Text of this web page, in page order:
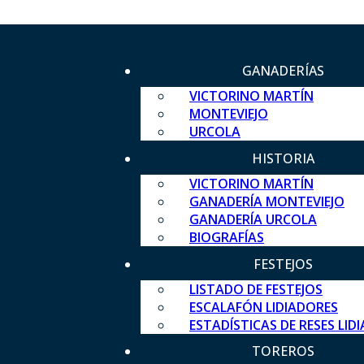
GANADERÍAS
VICTORINO MARTÍN
MONTEVIEJO
URCOLA
HISTORIA
VICTORINO MARTÍN
GANADERÍA MONTEVIEJO
GANADERÍA URCOLA
BIOGRAFÍAS
FESTEJOS
LISTADO DE FESTEJOS
ESCALAFÓN LIDIADORES
ESTADÍSTICAS DE RESES
TOREROS